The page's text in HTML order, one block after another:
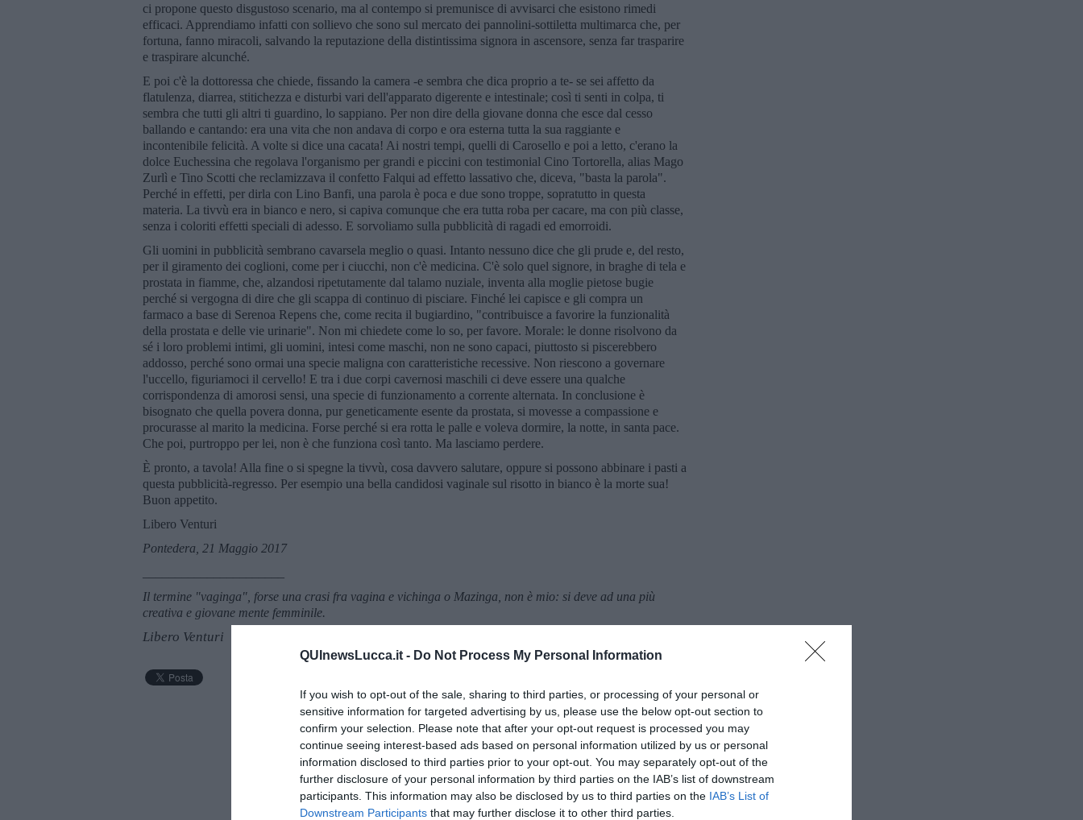
QUInewsLucca.it - Do Not Process My Personal Information
If you wish to opt-out of the sale, sharing to third parties, or processing of your personal or
sensitive information for targeted advertising by us, please use the below opt-out section to
confirm your selection. Please note that after your opt-out request is processed you may
continue seeing interest-based ads based on personal information utilized by us or personal
information disclosed to third parties prior to your opt-out. You may separately opt-out of the
further disclosure of your personal information by third parties on the IAB’s list of downstream
participants. This information may also be disclosed by us to third parties on the IAB’s List of
Downstream Participants that may further disclose it to other third parties.
ci propone questo disgustoso scenario, ma al contempo si premunisce di avvisarci che esistono rimedi
efficaci. Apprendiamo infatti con sollievo che sono sul mercato dei pannolini-sottiletta multimarca che, per
fortuna, fanno miracoli, salvando la reputazione della distintissima signora in ascensore, senza far trasparire
e traspirare alcunché.
E poi c'è la dottoressa che chiede, fissando la camera -e sembra che dica proprio a te- se sei affetto da
flatulenza, diarrea, stitichezza e disturbi vari dell'apparato digerente e intestinale; così ti senti in colpa, ti
sembra che tutti gli altri ti guardino, lo sappiano. Per non dire della giovane donna che esce dal cesso
ballando e cantando: era una vita che non andava di corpo e ora esterna tutta la sua raggiante e
incontenibile felicità. A volte si dice una cacata! Ai nostri tempi, quelli di Carosello e poi a letto, c'erano la
dolce Euchessina che regolava l'organismo per grandi e piccini con testimonial Cino Tortorella, alias Mago
Zurlì e Tino Scotti che reclamizzava il confetto Falqui ad effetto lassativo che, diceva, "basta la parola".
Perché in effetti, per dirla con Lino Banfi, una parola è poca e due sono troppe, sopratutto in questa
materia. La tivvù era in bianco e nero, si capiva comunque che era tutta roba per cacare, ma con più classe,
senza i coloriti effetti speciali di adesso. E sorvoliamo sulla pubblicità di ragadi ed emorroidi.
Gli uomini in pubblicità sembrano cavarsela meglio o quasi. Intanto nessuno dice che gli prude e, del resto,
per il giramento dei coglioni, come per i ciucchi, non c'è medicina. C'è solo quel signore, in braghe di tela e
prostata in fiamme, che, alzandosi ripetutamente dal talamo nuziale, inventa alla moglie pietose bugie
perché si vergogna di dire che gli scappa di continuo di pisciare. Finché lei capisce e gli compra un
farmaco a base di Serenoa Repens che, come recita il bugiardino, "contribuisce a favorire la funzionalità
della prostata e delle vie urinarie". Non mi chiedete come lo so, per favore. Morale: le donne risolvono da
sé i loro problemi intimi, gli uomini, intesi come maschi, non ne sono capaci, piuttosto si piscerebbero
addosso, perché sono ormai una specie maligna con caratteristiche recessive. Non riescono a governare
l'uccello, figuriamoci il cervello! E tra i due corpi cavernosi maschili ci deve essere una qualche
corrispondenza di amorosi sensi, una specie di funzionamento a corrente alternata. In conclusione è
bisognato che quella povera donna, pur geneticamente esente da prostata, si movesse a compassione e
procurasse al marito la medicina. Forse perché si era rotta le palle e voleva dormire, la notte, in santa pace.
Che poi, purtroppo per lei, non è che funziona così tanto. Ma lasciamo perdere.
È pronto, a tavola! Alla fine o si spegne la tivvù, cosa davvero salutare, oppure si possono abbinare i pasti a
questa pubblicità-regresso. Per esempio una bella candidosi vaginale sul risotto in bianco è la morte sua!
Buon appetito.
Libero Venturi
Pontedera, 21 Maggio 2017
Il termine "vaginga", forse una crasi fra vagina e vichinga o Mazinga, non è mio: si deve ad una più
creativa e giovane mente femminile.
Libero Venturi